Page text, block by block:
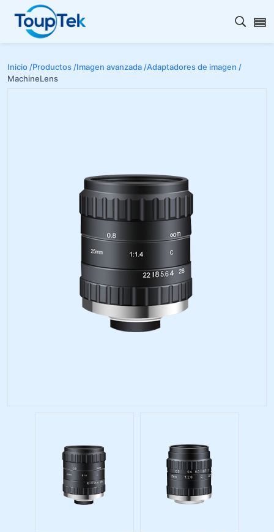
Abrir
Inicio /Productos /Imagen avanzada /Adaptadores de imagen /
MachineLens